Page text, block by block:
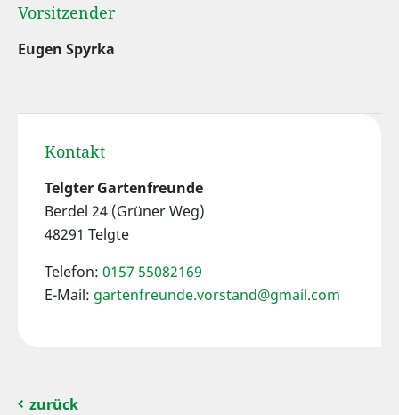
Vorsitzender
Eugen Spyrka
Kontakt
Telgter Gartenfreunde
Berdel 24 (Grüner Weg)
48291 Telgte
Telefon: 0157 55082169
E-Mail: gartenfreunde.vorstand@gmail.com
zurück